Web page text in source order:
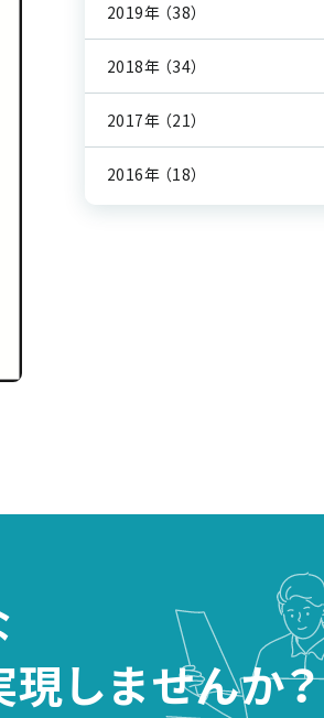
2019年 （38）
2018年 （34）
2017年 （21）
2016年 （18）
現しませんか？